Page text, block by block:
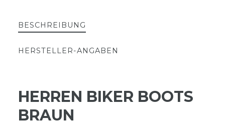
BESCHREIBUNG
HERSTELLER-ANGABEN
HERREN BIKER BOOTS
BRAUN